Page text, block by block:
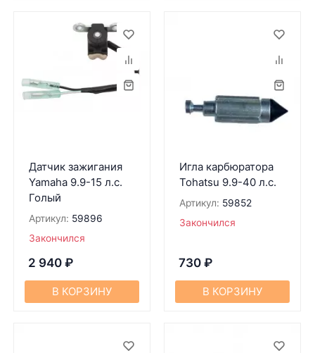
Датчик зажигания
Yamaha 9.9-15 л.с.
Голый
Артикул: 59896
Закончился
2 940 ₽
В КОРЗИНУ
Игла карбюратора
Tohatsu 9.9-40 л.с.
Артикул: 59852
Закончился
730 ₽
В КОРЗИНУ